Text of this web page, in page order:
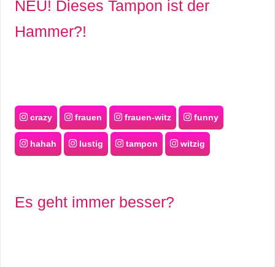
NEU! Dieses Tampon ist der
Hammer?!
crazy frauen frauen-witz funny
hahah lustig tampon witzig
Es geht immer besser?